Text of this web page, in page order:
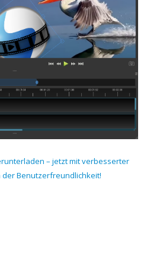
– jetzt mit verbesserter
Benutzerfreundlichkeit!